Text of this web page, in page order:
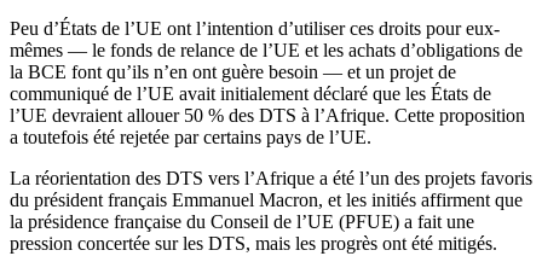
Peu d’États de l’UE ont l’intention d’utiliser ces droits pour eux-
mêmes — le fonds de relance de l’UE et les achats d’obligations de
la BCE font qu’ils n’en ont guère besoin — et un projet de
communiqué de l’UE avait initialement déclaré que les États de
l’UE devraient allouer 50 % des DTS à l’Afrique. Cette proposition
a toutefois été rejetée par certains pays de l’UE.
La réorientation des DTS vers l’Afrique a été l’un des projets favoris
du président français Emmanuel Macron, et les initiés affirment que
la présidence française du Conseil de l’UE (PFUE) a fait une
pression concertée sur les DTS, mais les progrès ont été mitigés.